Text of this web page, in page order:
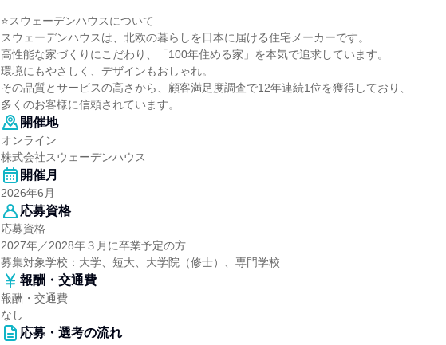
⭐スウェーデンハウスについて
スウェーデンハウスは、北欧の暮らしを日本に届ける住宅メーカーです。
高性能な家づくりにこだわり、「100年住める家」を本気で追求しています。
環境にもやさしく、デザインもおしゃれ。
その品質とサービスの高さから、顧客満足度調査で12年連続1位を獲得しており、
多くのお客様に信頼されています。
開催地
オンライン
株式会社スウェーデンハウス
開催月
2026年6月
応募資格
応募資格
2027年／2028年３月に卒業予定の方
募集対象学校：大学、短大、大学院（修士）、専門学校
報酬・交通費
報酬・交通費
なし
応募・選考の流れ